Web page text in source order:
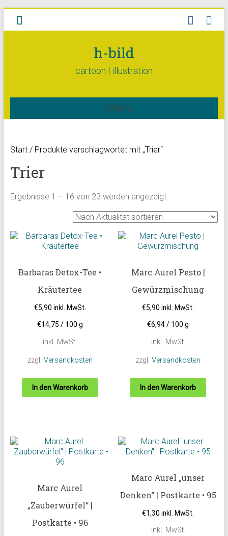
h-bild
cartoon | illustration
Menü
Start/ Produkte verschlagwortet mit „Trier“
Trier
Ergebnisse 1 – 16 von 23 werden angezeigt
Barbaras Detox-Tee •
Kräutertee
€5,90 inkl. MwSt.
€14,75 / 100 g
inkl. MwSt.
zzgl. Versandkosten
In den Warenkorb
Marc Aurel Pesto |
Gewürzmischung
€5,90 inkl. MwSt.
€6,94/ 100 g
inkl. MwSt.
zzgl.Versandkosten
In den Warenkorb
Marc Aurel
„Zauberwürfel“ |
Postkarte • 96
Marc Aurel „unser
Denken“ | Postkarte • 95
€1,30 inkl. MwSt.
inkl. MwSt.